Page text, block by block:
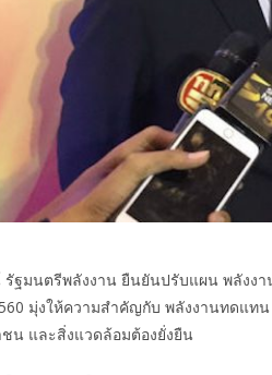
ฐมนตรีพลังงาน ยืนยันปรับแผน พลังง
มุ่งให้ความสำคัญกับ พลังงานทดแ
น และสิ่งแวดล้อมต้องยั่งยืน